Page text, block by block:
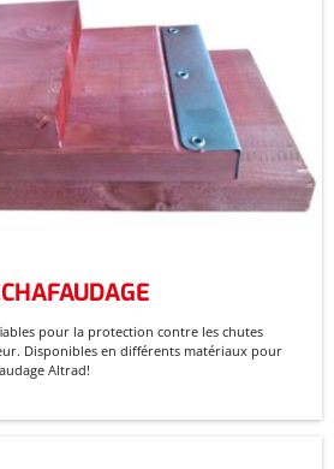
pour la protection contre les chutes
Disponibles en différents matériaux pour
Altrad!